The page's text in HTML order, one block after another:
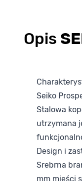
Opis
Seiko
Stalowa
utrzymana
Design i
Srebrna
mm mieści